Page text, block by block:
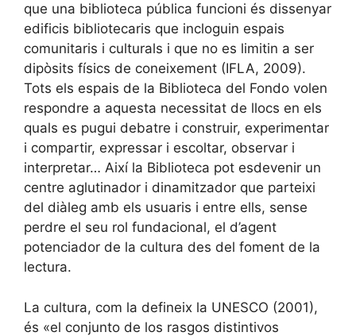
que una biblioteca pública funcioni és dissenyar
edificis bibliotecaris que incloguin espais
comunitaris i culturals i que no es limitin a ser
dipòsits físics de coneixement (IFLA, 2009).
Tots els espais de la Biblioteca del Fondo volen
respondre a aquesta necessitat de llocs en els
quals es pugui debatre i construir, experimentar
i compartir, expressar i escoltar, observar i
interpretar… Així la Biblioteca pot esdevenir un
centre aglutinador i dinamitzador que parteixi
del diàleg amb els usuaris i entre ells, sense
perdre el seu rol fundacional, el d’agent
potenciador de la cultura des del foment de la
lectura.
La cultura, com la defineix la UNESCO (2001),
és «el conjunto de los rasgos distintivos